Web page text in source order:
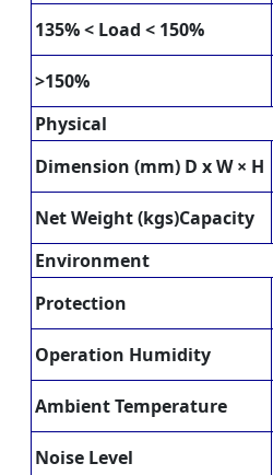
135% < Load < 150%
>150%
Physical
Dimension (mm) D x W × H
Net Weight (kgs)Capacity
Environment
Protection
Operation Humidity
Ambient Temperature
Noise Level